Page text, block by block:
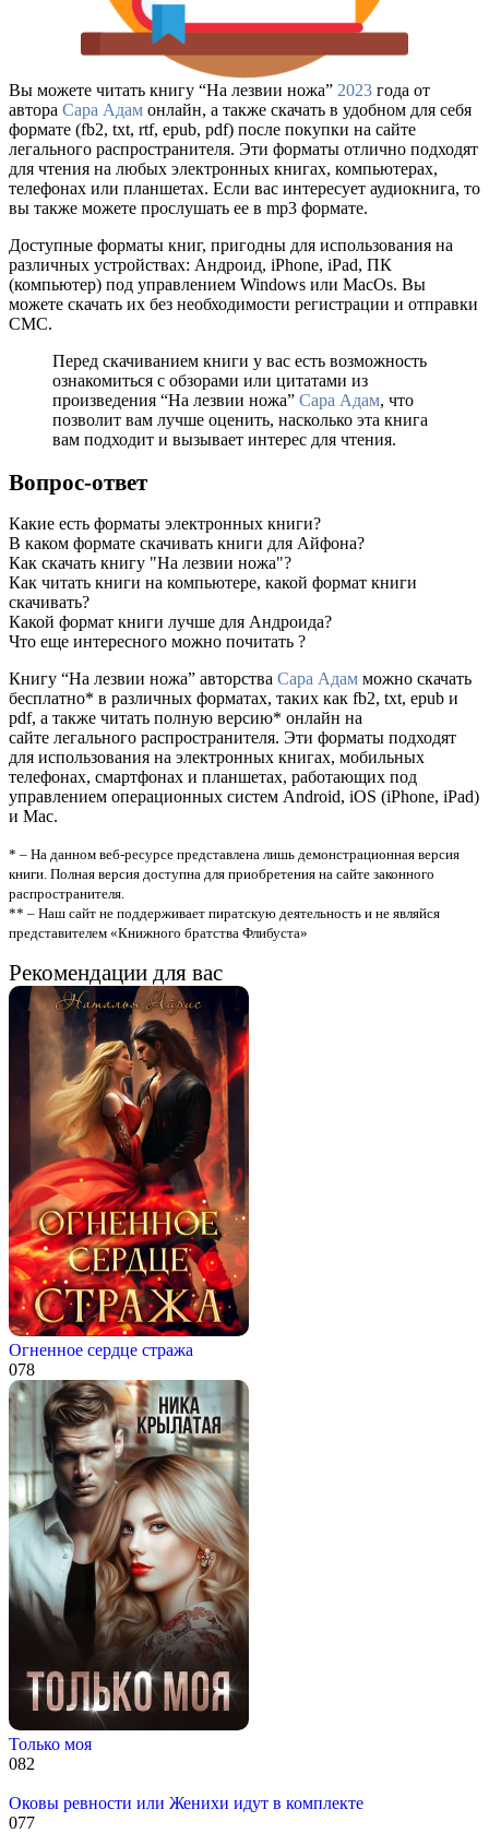
Вы можете читать книгу “На лезвии ножа” 2023 года от
автора Сара Адам онлайн, а также скачать в удобном для себя
формате (fb2, txt, rtf, epub, pdf) после покупки на сайте
легального распространителя. Эти форматы отлично подходят
для чтения на любых электронных книгах, компьютерах,
телефонах или планшетах. Если вас интересует аудиокнига, то
вы также можете прослушать ее в mp3 формате.
Доступные форматы книг, пригодны для использования на
различных устройствах: Андроид, iPhone, iPad, ПК
(компьютер) под управлением Windows или MacOs. Вы
можете скачать их без необходимости регистрации и отправки
СМС.
Перед скачиванием книги у вас есть возможность
ознакомиться с обзорами или цитатами из
произведения “На лезвии ножа” Сара Адам, что
позволит вам лучше оценить, насколько эта книга
вам подходит и вызывает интерес для чтения.
Вопрос-ответ
Какие есть форматы электронных книги?
В каком формате скачивать книги для Айфона?
Как скачать книгу "На лезвии ножа"?
Как читать книги на компьютере, какой формат книги
скачивать?
Какой формат книги лучше для Андроида?
Что еще интересного можно почитать ?
Книгу “На лезвии ножа” авторства Сара Адам можно скачать
бесплатно* в различных форматах, таких как fb2, txt, epub и
pdf, а также читать полную версию* онлайн на
сайте легального распространителя. Эти форматы подходят
для использования на электронных книгах, мобильных
телефонах, смартфонах и планшетах, работающих под
управлением операционных систем Android, iOS (iPhone, iPad)
и Mac.
* – На данном веб-ресурсе представлена лишь демонстрационная версия
книги. Полная версия доступна для приобретения на сайте законного
распространителя.
** – Наш сайт не поддерживает пиратскую деятельность и не являйся
представителем «Книжного братства Флибуста»
Рекомендации для вас
Огненное сердце стража
078
Только моя
082
Оковы ревности или Женихи идут в комплекте
077